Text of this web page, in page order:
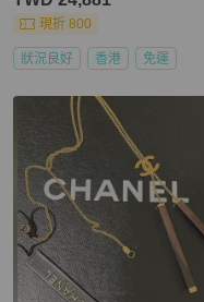
現折 800
狀況良好 香港 免運